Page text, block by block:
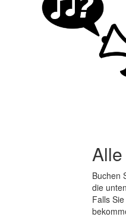
Buchen
die
Falls